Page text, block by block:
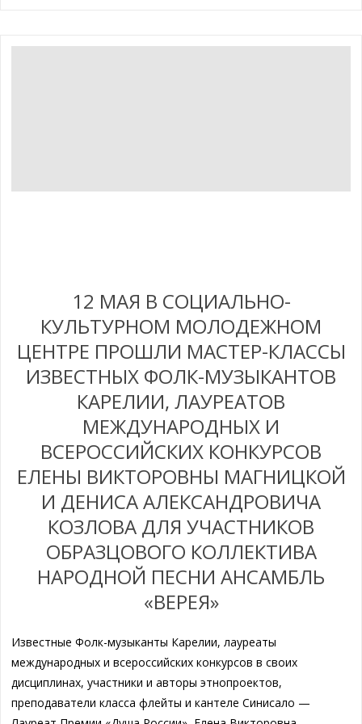
12 МАЯ В СОЦИАЛЬНО-
КУЛЬТУРНОМ МОЛОДЕЖНОМ
ЦЕНТРЕ ПРОШЛИ МАСТЕР-КЛАССЫ
ИЗВЕСТНЫХ ФОЛК-МУЗЫКАНТОВ
КАРЕЛИИ, ЛАУРЕАТОВ
МЕЖДУНАРОДНЫХ И
ВСЕРОССИЙСКИХ КОНКУРСОВ
ЕЛЕНЫ ВИКТОРОВНЫ МАГНИЦКОЙ
И ДЕНИСА АЛЕКСАНДРОВИЧА
КОЗЛОВА ДЛЯ УЧАСТНИКОВ
ОБРАЗЦОВОГО КОЛЛЕКТИВА
НАРОДНОЙ ПЕСНИ АНСАМБЛЬ
«ВЕРЕЯ»
Известные Фолк-музыканты Карелии, лауреаты
международных и всероссийских конкурсов в своих
дисциплинах, участники и авторы этнопроектов,
преподаватели класса флейты и кантеле Синисало —